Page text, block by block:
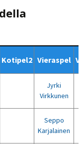
Kotipel2 Vieraspel
Jyrki
Virkkunen
Seppo
Karjalainen